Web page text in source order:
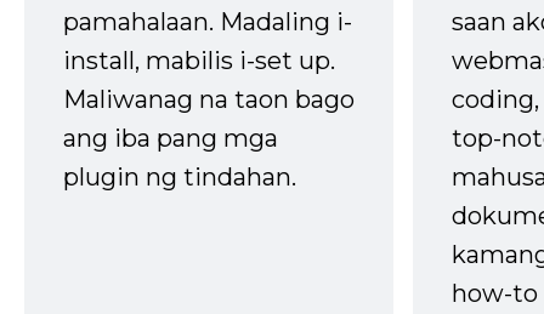
pamahalaan. Madaling i-
install, mabilis i-set up.
Maliwanag na taon bago
ang iba pang mga
plugin ng tindahan.
saan
top-
how-to